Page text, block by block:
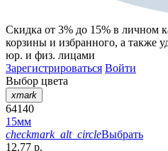
Скидка от 3% до 15% в личном
корзины и избранного, а также
юр. и физ. лицами
Зарегистрироваться Войти
Выбор цвета
xmark
64140
15мм
checkmark_alt_circleВыбрать
12.77 р.